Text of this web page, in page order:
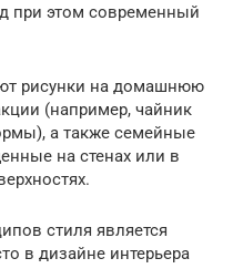
при этом современный
рисунки на домашнюю
(например, чайник
а также семейные
на стенах или в
стиля является
в дизайне интерьера